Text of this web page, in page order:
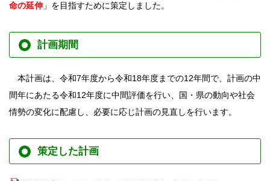
命の延伸 」を目指すために策定しました。
計画期間
本計画は、令和7年度から令和18年度までの12年間で、計画の中
間年にあたる令和12年度に中間評価を行い、国・県の動向や社会
情勢の変化に配慮し、必要に応じ計画の見直しを行います。
策定した計画